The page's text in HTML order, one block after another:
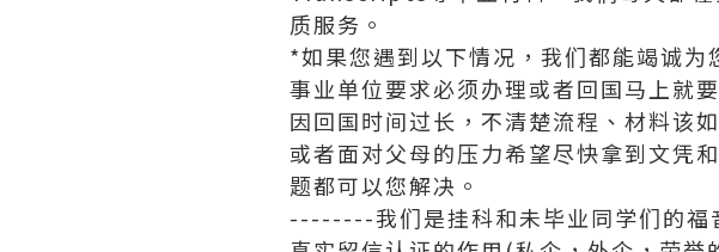
质服务。
*如果您遇到以下情况，我们都能竭诚为
事业单位要求必须办理或者回国马上就
因回国时间过长，不清楚流程、材料该
或者面对父母的压力希望尽快拿到文凭
题都可以您解决。
--------我们是挂科和未毕业同学们的